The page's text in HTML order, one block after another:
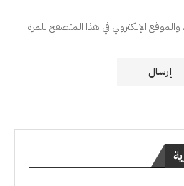
والموقع الإلكتروني في هذا المتصفح للمرة